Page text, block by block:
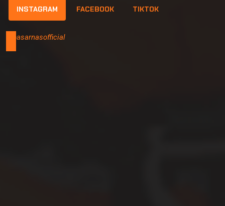
INSTAGRAM FACEBOOK TIKTOK
@basarnasofficial